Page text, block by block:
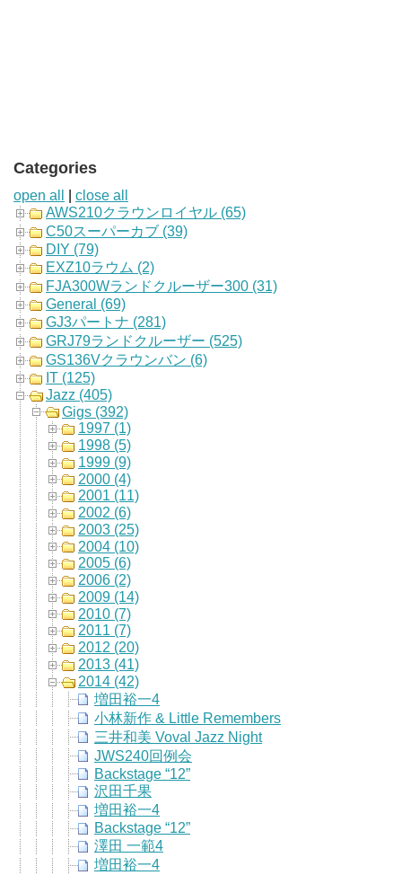
Categories
open all
close all
AWS210クラウンロイヤル (65)
C50スーパーカブ (39)
DIY (79)
EXZ10ラウム (2)
FJA300Wランドクルーザー300 (31)
General (69)
GJ3パートナ (281)
GRJ79ランドクルーザー (525)
GS136Vクラウンバン (6)
IT (125)
Jazz (405)
Gigs (392)
1997 (1)
1998 (5)
1999 (9)
2000 (4)
2001 (11)
2002 (6)
2003 (25)
2004 (10)
2005 (6)
2006 (2)
2009 (14)
2010 (7)
2011 (7)
2012 (20)
2013 (41)
2014 (42)
増田裕一4
小林新作 & Little Remembers
三井和美 Voval Jazz Night
JWS240回例会
Backstage “12”
沢田千果
増田裕一4
Backstage “12”
澤田 一範4
増田裕一4